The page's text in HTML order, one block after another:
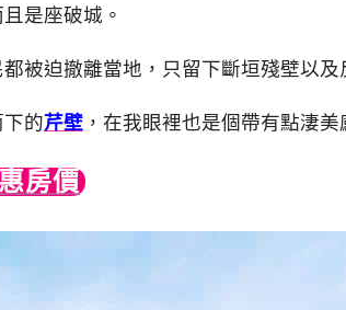
是座破城。
被迫撤離當地，只留下斷垣殘壁以及
的芹壁 ，在我眼裡也是個帶有點淒美
房價